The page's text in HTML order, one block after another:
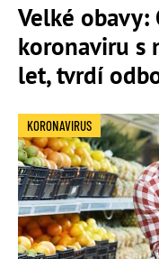
Velké
koronaviru s
let, tvrdí
KORONAVIRUS